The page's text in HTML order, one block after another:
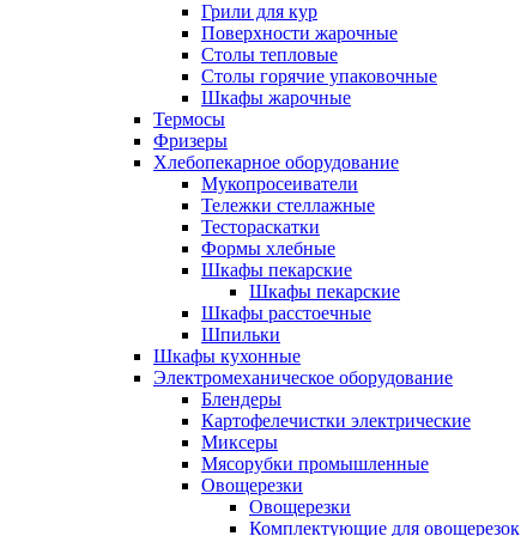
Грили для кур
Поверхности жарочные
Столы тепловые
Столы горячие упаковочные
Шкафы жарочные
Термосы
Фризеры
Хлебопекарное оборудование
Мукопросеиватели
Тележки стеллажные
Тестораскатки
Формы хлебные
Шкафы пекарские
Шкафы пекарские
Шкафы расстоечные
Шпильки
Шкафы кухонные
Электромеханическое оборудование
Блендеры
Картофелечистки электрические
Миксеры
Мясорубки промышленные
Овощерезки
Овощерезки
Комплектующие для овощерезок